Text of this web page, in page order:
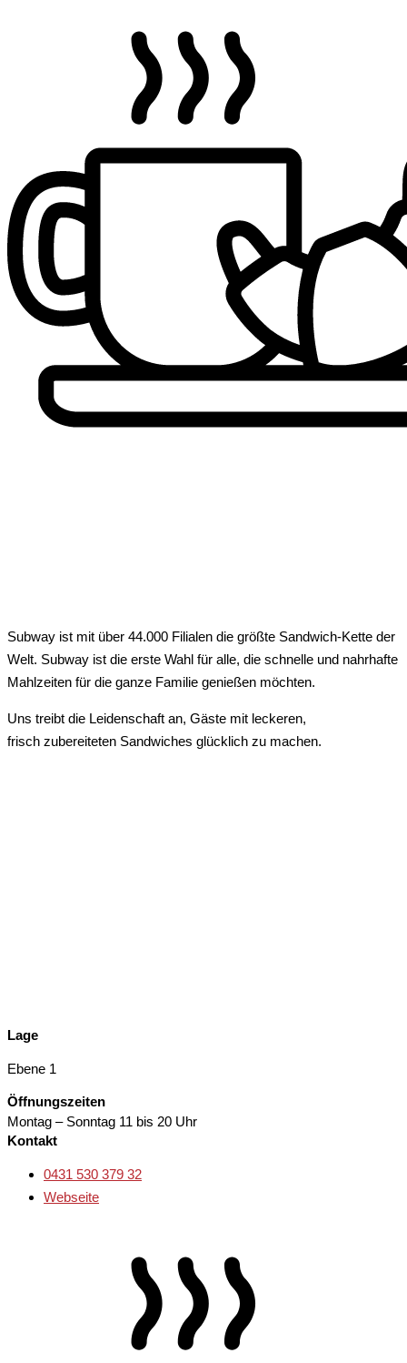
Subway ist mit über 44.000 Filialen die größte Sandwich-Kette der
Welt. Subway ist die erste Wahl für alle, die schnelle und nahrhafte
Mahlzeiten für die ganze Familie genießen möchten.
Uns treibt die Leidenschaft an, Gäste mit leckeren,
frisch zubereiteten Sandwiches glücklich zu machen.
Lage
Ebene 1
Öffnungszeiten
Montag – Sonntag 11 bis 20 Uhr
Kontakt
0431 530 379 32
Webseite